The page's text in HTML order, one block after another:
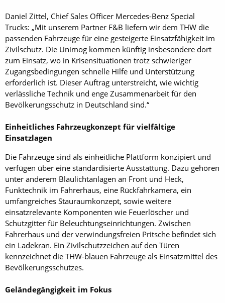
Daniel Zittel, Chief Sales Officer Mercedes-Benz Special
Trucks: „Mit unserem Partner F&B liefern wir dem THW die
passenden Fahrzeuge für eine gesteigerte Einsatzfähigkeit im
Zivilschutz. Die Unimog kommen künftig insbesondere dort
zum Einsatz, wo in Krisensituationen trotz schwieriger
Zugangsbedingungen schnelle Hilfe und Unterstützung
erforderlich ist. Dieser Auftrag unterstreicht, wie wichtig
verlässliche Technik und enge Zusammenarbeit für den
Bevölkerungsschutz in Deutschland sind.“
Einheitliches Fahrzeugkonzept für vielfältige
Einsatzlagen
Die Fahrzeuge sind als einheitliche Plattform konzipiert und
verfügen über eine standardisierte Ausstattung. Dazu gehören
unter anderem Blaulichtanlagen an Front und Heck,
Funktechnik im Fahrerhaus, eine Rückfahrkamera, ein
umfangreiches Stauraumkonzept, sowie weitere
einsatzrelevante Komponenten wie Feuerlöscher und
Schutzgitter für Beleuchtungseinrichtungen. Zwischen
Fahrerhaus und der verwindungsfreien Pritsche befindet sich
ein Ladekran. Ein Zivilschutzzeichen auf den Türen
kennzeichnet die THW-blauen Fahrzeuge als Einsatzmittel des
Bevölkerungsschutzes.
Geländegängigkeit im Fokus